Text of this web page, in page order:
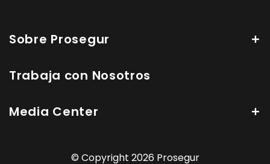
Sobre Prosegur
Trabaja con Nosotros
Media Center
© Copyright 2026 Prosegur